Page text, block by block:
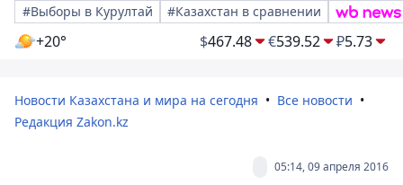
#Выборы в Курултай
#Казахстан в сравнении
+20° $467.48 €539.52 ₽5.73
Новости Казахстана и мира на сегодня
Все новости
Редакция Zakon.kz
05:14, 09 апреля 2016